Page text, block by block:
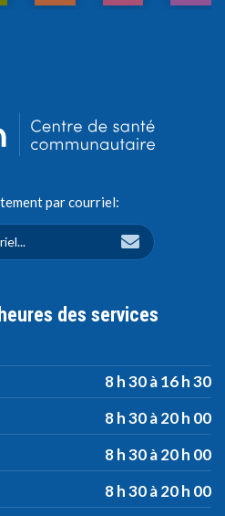
par courriel:
des services
8 h 30 à 16 h 30
8 h 30 à 20 h 00
8 h 30 à 20 h 00
8 h 30 à 20 h 00